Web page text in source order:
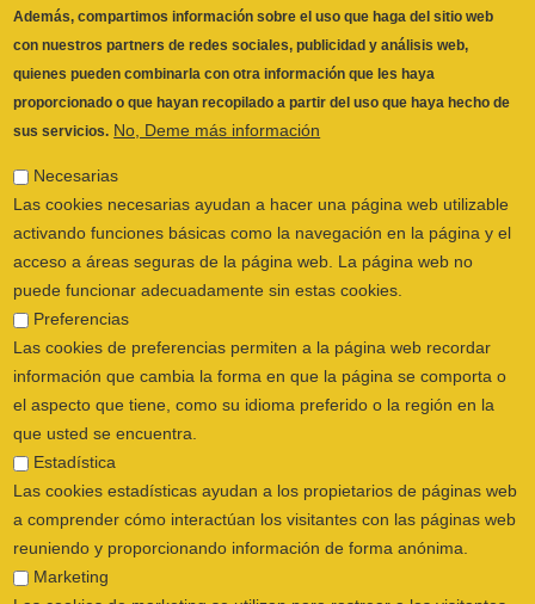
ILUSTRE COLEGIO OFICIAL DE
proporcionado o que hayan recopilado a partir del uso que haya hecho de
sus servicios. No, Deme más información
Necesarias
Las cookies necesarias ayudan a hacer una página web utilizable
acceso a áreas seguras de la página web. La página web no
puede funcionar adecuadamente sin estas cookies.
Preferencias
Las cookies de preferencias permiten a la página web recordar
información que cambia la forma en que la página se comporta o
el aspecto que tiene, como su idioma preferido o la región en la
que usted se encuentra.
Estadística
Las cookies estadísticas ayudan a los propietarios de páginas web
a comprender cómo interactúan los visitantes con las páginas web
reuniendo y proporcionando información de forma anónima.
Marketing
Las cookies de marketing se utilizan para rastrear a los visitantes
en las páginas web. La intención es mostrar anuncios relevantes y
atractivos para el usuario individual, y por lo tanto, más valiosos